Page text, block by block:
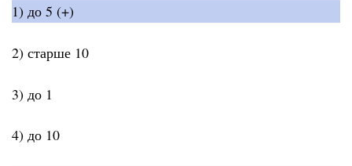
1) до 5 (+)
2) старше 10
3) до 1
4) до 10